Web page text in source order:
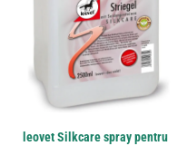
leovet Silkcare spray pentru